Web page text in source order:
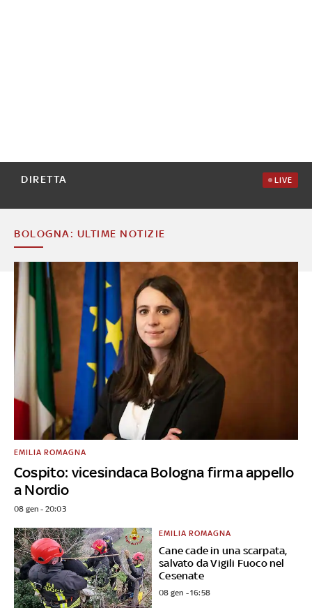
DIRETTA LIVE
BOLOGNA: ULTIME NOTIZIE
Cospito: vicesindaca Bologna firma appello
a Nordio
EMILIA ROMAGNA
08 gen - 20:03
Cane cade in una scarpata,
salvato da Vigili Fuoco nel
Cesenate
EMILIA ROMAGNA
08 gen - 16:58